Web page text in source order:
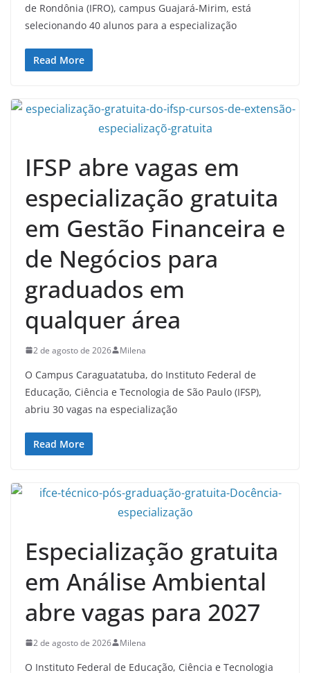
de Rondônia (IFRO), campus Guajará-Mirim, está
selecionando 40 alunos para a especialização
Read More
IFSP abre vagas em
especialização gratuita
em Gestão Financeira e
de Negócios para
graduados em
qualquer área
2 de agosto de 2026 Milena
O Campus Caraguatatuba, do Instituto Federal de
Educação, Ciência e Tecnologia de São Paulo (IFSP),
abriu 30 vagas na especialização
Read More
Especialização gratuita
em Análise Ambiental
abre vagas para 2027
2 de agosto de 2026 Milena
O Instituto Federal de Educação, Ciência e Tecnologia